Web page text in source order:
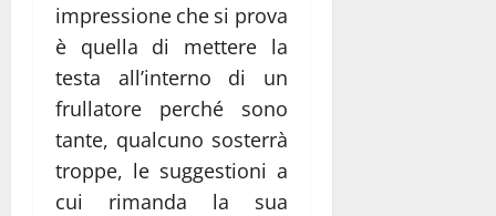
impressione che si prova
è quella di mettere la
testa all’interno di un
frullatore perché sono
tante, qualcuno sosterrà
troppe, le suggestioni a
cui rimanda la sua